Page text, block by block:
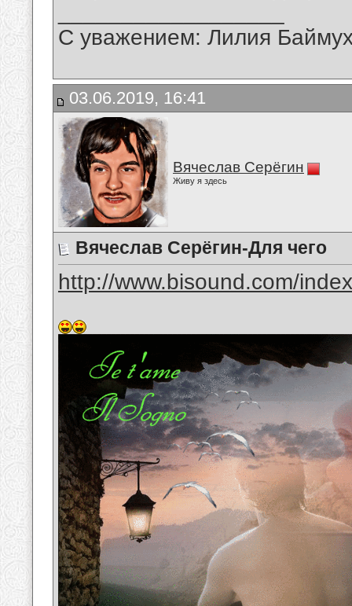
С уважением: Лилия
03.06.2019, 16:41
Вячеслав Серёгин
Живу я здесь
Вячеслав Серёгин-Для чего
http://www.bisound.com/